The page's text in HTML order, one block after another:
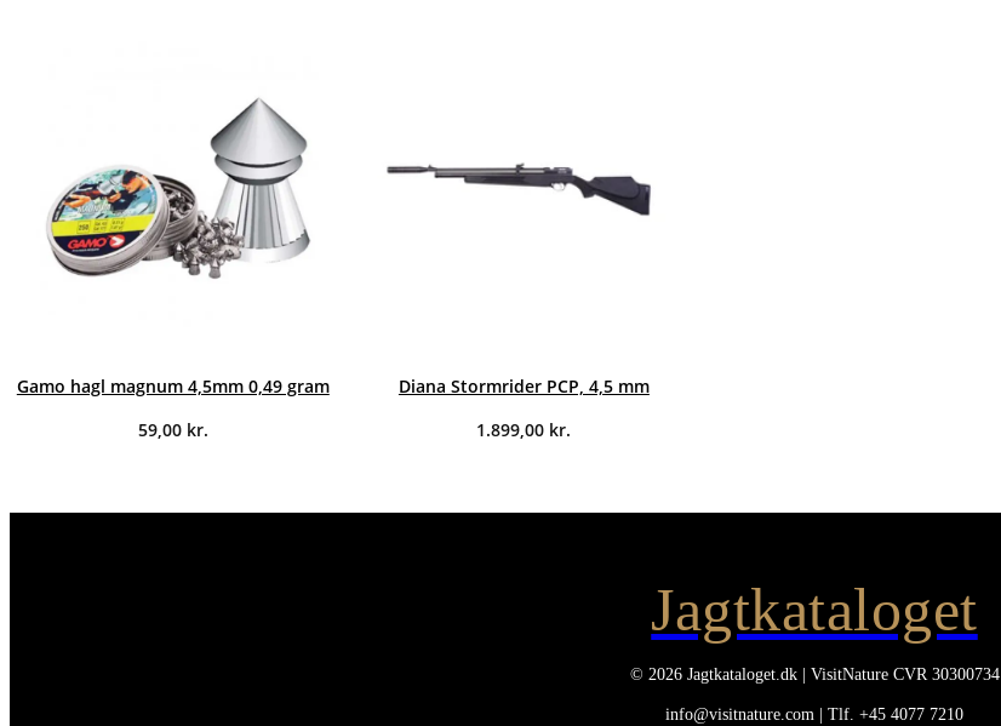
Gamo hagl magnum 4,5mm 0,49 gram
59,00 kr.
Diana Stormrider PCP, 4,5 mm
1.899,00 kr.
Jagtkataloget
© 2026 Jagtkataloget.dk | VisitNature CVR 30300734
info@visitnature.com | Tlf. +45 4077 7210